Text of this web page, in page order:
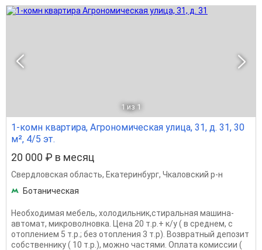
1 из 1
1-комн квартира, Агрономическая улица, 31, д. 31, 30
м², 4/5 эт.
20 000 ₽ в месяц
Свердловская область, Екатеринбург, Чкаловский р-н
Ботаническая
Необходимая мебель, холодильник,стиральная машина-
автомат, микроволновка. Цена 20 т.р.+ к/у ( в среднем, с
отоплением 5 т.р.; без отопления 3 т.р). Возвратный депозит
собственнику ( 10 т.р.), можно частями. Оплата комиссии (